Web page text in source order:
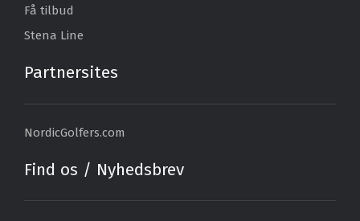
Få tilbud
Stena Line
Partnersites
NordicGolfers.com
Find os / Nyhedsbrev